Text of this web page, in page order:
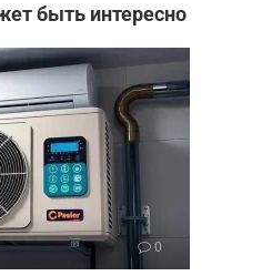
быть интересно
0